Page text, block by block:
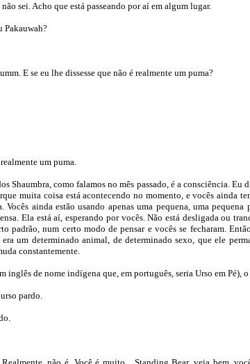
sei. Acho que está passeando por aí em algum lugar.
Pakauwah?
E se eu lhe dissesse que não é realmente um puma?
um puma.
Shaumbra, como falamos no mês passado, é a consciência. Eu
muita coisa está acontecendo no momento, e vocês ainda
ainda estão usando apenas uma pequena, uma pequena
Ela está aí, esperando por vocês. Não está desligada ou
padrão, num certo modo de pensar e vocês se fecharam.
um determinado animal, de determinado sexo, que ele
constantemente.
inglês de nome indígena que, em português, seria Urso em Pé),
pardo.